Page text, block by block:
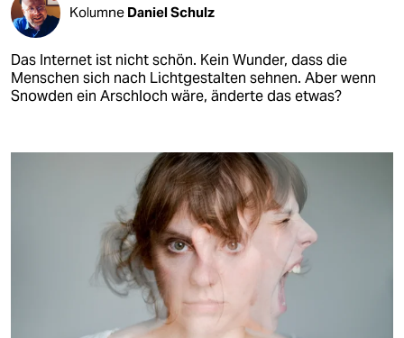
Kolumne Daniel Schulz
Das Internet ist nicht schön. Kein Wunder, dass die
Menschen sich nach Lichtgestalten sehnen. Aber wenn
Snowden ein Arschloch wäre, änderte das etwas?